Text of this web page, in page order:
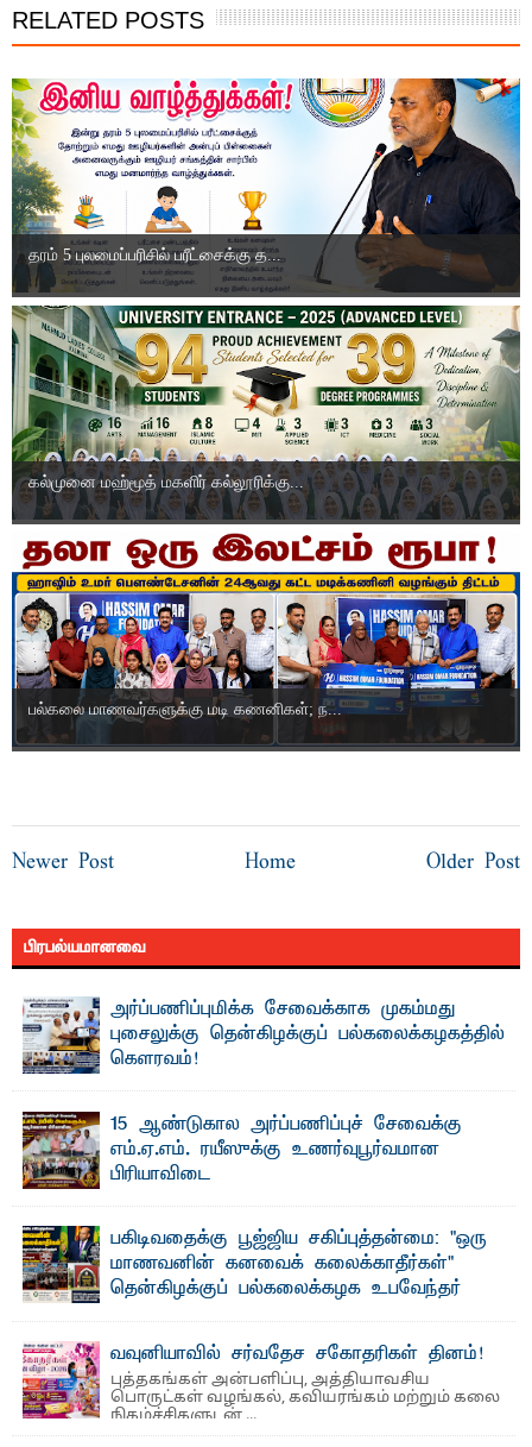
RELATED POSTS
தரம் 5 புலமைப்பரிசில் பரீட்சைக்கு த...
கல்முனை மஹ்மூத் மகளிர் கல்லூரிக்கு...
பல்கலை மாணவர்களுக்கு மடி கணனிகள்; ந...
Newer Post Older Post
Home
பிரபல்யமானவை
அர்ப்பணிப்புமிக்க சேவைக்காக முகம்மது
புசைலுக்கு தென்கிழக்குப் பல்கலைக்கழகத்தில்
கௌரவம்!
15 ஆண்டுகால அர்ப்பணிப்புச் சேவைக்கு
எம்.ஏ.எம். ரயீஸுக்கு உணர்வுபூர்வமான
பிரியாவிடை
பகிடிவதைக்கு பூஜ்ஜிய சகிப்புத்தன்மை: "ஒரு
மாணவனின் கனவைக் கலைக்காதீர்கள்" –
தென்கிழக்குப் பல்கலைக்கழக உபவேந்தர்
"ஒ ரு மாணவனின் அல்லது மாணவியின் கனவு என்னால்
கலைக்கப்படாது" என்ற உறுதியை ஒவ்வொரு மாணவரும் ...
வவுனியாவில் சர்வதேச சகோதரிகள் தினம்!
புத்தகங்கள் அன்பளிப்பு, அத்தியாவசிய
பொருட்கள் வழங்கல், கவியரங்கம் மற்றும் கலை
நிகழ்ச்சிகளுடன் ...